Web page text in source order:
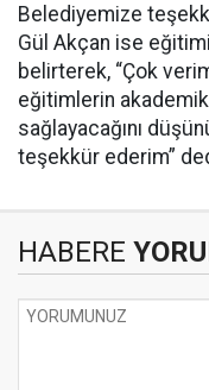
Belediyemize
Gül Akçan ise
belirterek, “Çok
eğitimlerin akademik
sağlayacağını
teşekkür ederim”
HABERE